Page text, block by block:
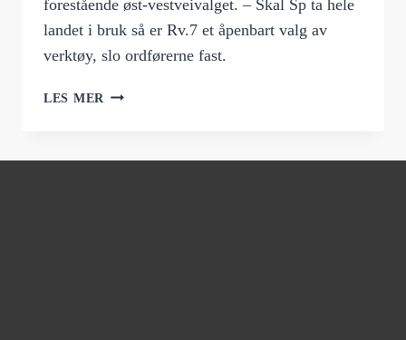
forestående øst-vestveivalget. – Skal Sp ta hele
landet i bruk så er Rv.7 et åpenbart valg av
verktøy, slo ordførerne fast.
LES MER TALTE